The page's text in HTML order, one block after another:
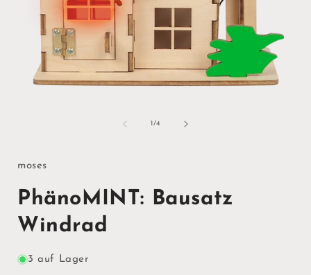
1/von
4
moses
PhänoMINT: Bausatz
Windrad
3 auf Lager